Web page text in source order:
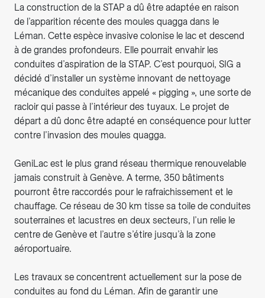
La construction de la STAP a dû être adaptée en raison
de l’apparition récente des moules quagga dans le
Léman. Cette espèce invasive colonise le lac et descend
à de grandes profondeurs. Elle pourrait envahir les
conduites d’aspiration de la STAP. C’est pourquoi, SIG a
décidé d’installer un système innovant de nettoyage
mécanique des conduites appelé « pigging », une sorte de
racloir qui passe à l’intérieur des tuyaux. Le projet de
départ a dû donc être adapté en conséquence pour lutter
contre l’invasion des moules quagga.
GeniLac est le plus grand réseau thermique renouvelable
jamais construit à Genève. A terme, 350 bâtiments
pourront être raccordés pour le rafraichissement et le
chauffage. Ce réseau de 30 km tisse sa toile de conduites
souterraines et lacustres en deux secteurs, l’un relie le
centre de Genève et l’autre s’étire jusqu’à la zone
aéroportuaire.
Les travaux se concentrent actuellement sur la pose de
conduites au fond du Léman. Afin de garantir une